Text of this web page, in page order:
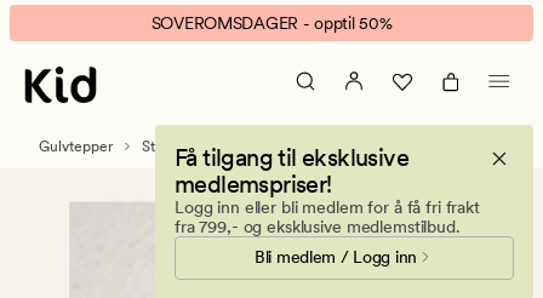
Sana
gulvteppe
offwhite
banner.
Klikk
ESCAPE
SOVEROMSDAGER - opptil 50%
Få tilgang til eksklusive
medlemspriser!
Logg inn eller bli medlem for å få fri frakt
fra 799,- og eksklusive medlemstilbud.
Bli medlem / Logg inn
Gulvtepper Store tepper